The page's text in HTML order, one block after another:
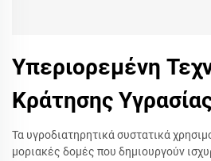
Υπεριορεμένη
Κράτησης
Τα υγροδιατηρητικά συστατικά
μοριακές δομές που δημιουργούν